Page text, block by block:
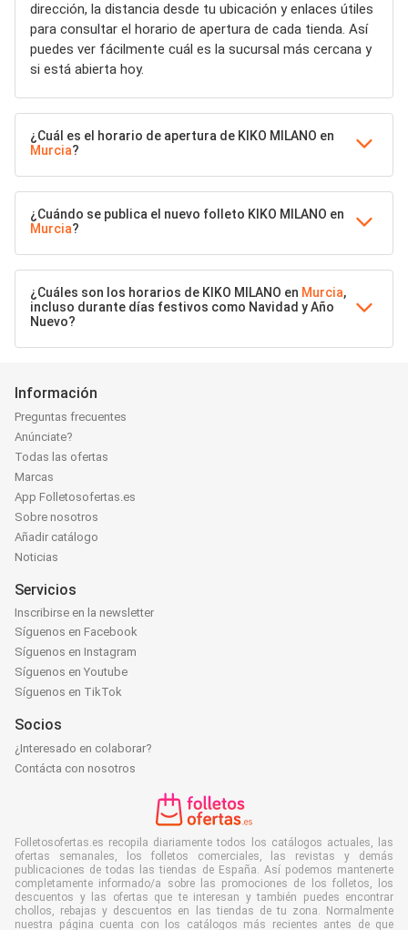
dirección, la distancia desde tu ubicación y enlaces útiles
para consultar el horario de apertura de cada tienda. Así
puedes ver fácilmente cuál es la sucursal más cercana y
si está abierta hoy.
¿Cuál es el horario de apertura de KIKO MILANO en
Murcia?
¿Cuándo se publica el nuevo folleto KIKO MILANO en
Murcia?
¿Cuáles son los horarios de KIKO MILANO en Murcia,
incluso durante días festivos como Navidad y Año
Nuevo?
Información
Preguntas frecuentes
Anúnciate?
Todas las ofertas
Marcas
App Folletosofertas.es
Sobre nosotros
Añadir catálogo
Noticias
Servicios
Inscribirse en la newsletter
Síguenos en Facebook
Síguenos en Instagram
Síguenos en Youtube
Síguenos en TikTok
Socios
¿Interesado en colaborar?
Contácta con nosotros
Folletosofertas.es recopila diariamente todos los catálogos actuales, las
ofertas semanales, los folletos comerciales, las revistas y demás
publicaciones de todas las tiendas de España. Así podemos mantenerte
completamente informado/a sobre las promociones de los folletos, los
descuentos y las ofertas que te interesan y también puedes encontrar
chollos, rebajas y descuentos en las tiendas de tu zona. Normalmente
nuestra página cuenta con los catálogos más recientes antes de que